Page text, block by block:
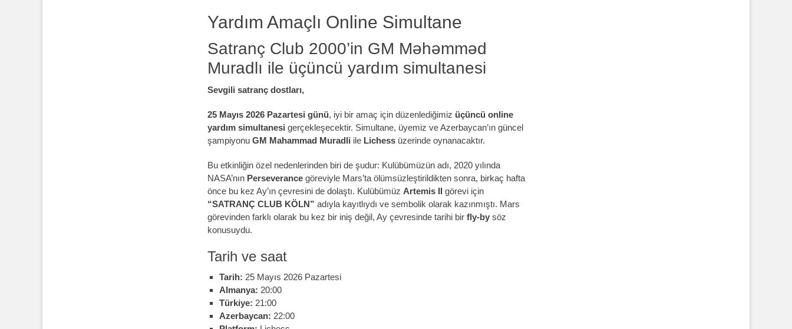
Yardım Amaçlı Online Simultane
Satranç Club 2000’in GM Məhəmməd
Muradlı ile üçüncü yardım simultanesi
Sevgili satranç dostları,
25 Mayıs 2026 Pazartesi günü, iyi bir amaç için düzenlediğimiz üçüncü online
yardım simultanesi gerçekleşecektir. Simultane, üyemiz ve Azerbaycan’ın güncel
şampiyonu GM Mahammad Muradli ile Lichess üzerinde oynanacaktır.
Bu etkinliğin özel nedenlerinden biri de şudur: Kulübümüzün adı, 2020 yılında
NASA’nın Perseverance göreviyle Mars’ta ölümsüzleştirildikten sonra, birkaç hafta
önce bu kez Ay’ın çevresini de dolaştı. Kulübümüz Artemis II görevi için
“SATRANÇ CLUB KÖLN” adıyla kayıtlıydı ve sembolik olarak kazınmıştı. Mars
görevinden farklı olarak bu kez bir iniş değil, Ay çevresinde tarihi bir fly-by söz
konusuydu.
Tarih ve saat
Tarih: 25 Mayıs 2026 Pazartesi
Almanya: 20:00
Türkiye: 21:00
Azerbaycan: 22:00